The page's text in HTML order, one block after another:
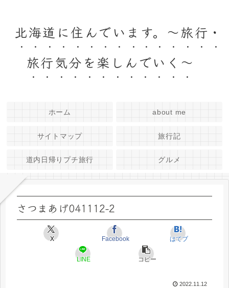
北海道に住んでいます。～旅行・
旅行気分を楽しんでいく～
ホーム about me
サイトマップ 旅行記
道内日帰りプチ旅行 グルメ
さつまあげ041112-2
X Facebook はてブ
LINE コピー
2022.11.12